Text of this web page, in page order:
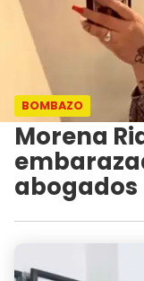
BOMBAZO
Morena
abogados